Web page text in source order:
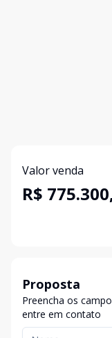
Valor venda
R$
Proposta
Preencha os
entre em contato